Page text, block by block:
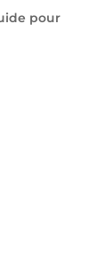
pour